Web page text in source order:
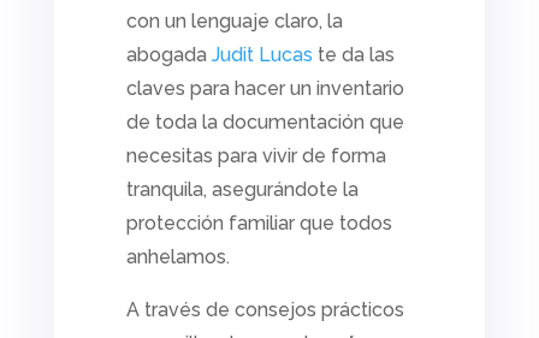
con un lenguaje claro, la
abogada Judit Lucas te da las
claves para hacer un inventario
de toda la documentación que
necesitas para vivir de forma
tranquila, asegurándote la
protección familiar que todos
anhelamos.
A través de consejos prácticos